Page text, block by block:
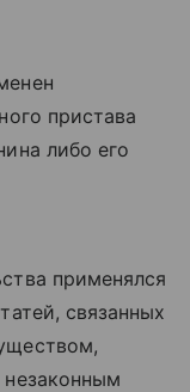
пристава
либо его
применялся
связанных